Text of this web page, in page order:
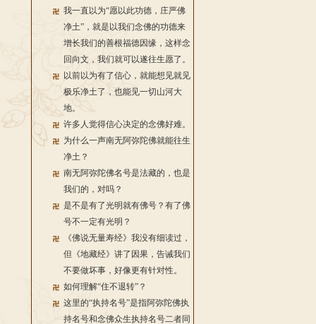
我一直以为“愿以此功德，庄严佛
净土”，就是以我们念佛的功德来
增长我们的善根福德因缘，这样念
回向文，我们就可以遂往生愿了。
以前以为有了信心，就能想见就见
极乐净土了，也能见一切山河大
地。
许多人觉得信心决定的念佛好难。
为什么一声南无阿弥陀佛就能往生
净土？
南无阿弥陀佛名号是法藏的，也是
我们的，对吗？
是不是有了光明就有佛号？有了佛
号不一定有光明？
《佛说无量寿经》我没有细读过，
但《地藏经》讲了因果，告诫我们
不要做坏事，好像更有针对性。
如何理解“住不退转”？
这里的“执持名号”是指阿弥陀佛执
持名号和念佛众生执持名号二者同